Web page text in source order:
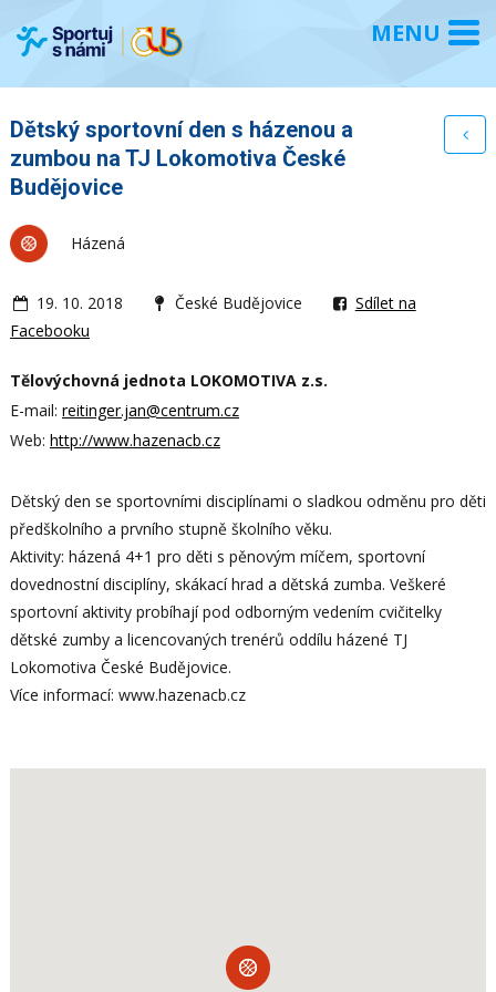
Dětský sportovní den s házenou a
zumbou na TJ Lokomotiva České
Budějovice
Házená
19. 10. 2018 České Budějovice
Sdílet na
Facebooku
Tělovýchovná jednota LOKOMOTIVA z.s.
E-mail: reitinger.jan@centrum.cz
Web: http://www.hazenacb.cz
Dětský den se sportovními disciplínami o sladkou odměnu pro děti
předškolního a prvního stupně školního věku.
Aktivity: házená 4+1 pro děti s pěnovým míčem, sportovní
dovednostní disciplíny, skákací hrad a dětská zumba. Veškeré
sportovní aktivity probíhají pod odborným vedením cvičitelky
dětské zumby a licencovaných trenérů oddílu házené TJ
Lokomotiva České Budějovice.
Více informací: www.hazenacb.cz